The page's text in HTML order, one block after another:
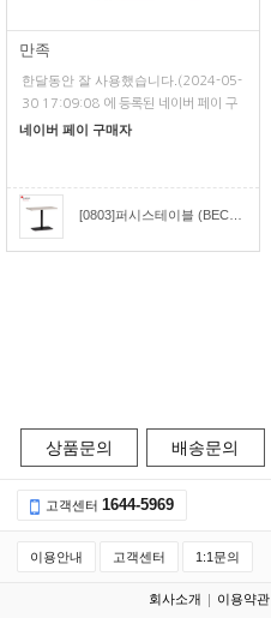
만족
한달동안 잘 사용했습니다. (2024-05-
30 17:09:08 에 등록된 네이버 페이 구
매평)
네이버 페이 구매자
[0803]퍼시스테이블 (BECONN)비콘직사각형 회의테이블(W:1000) [CCR010]
상품문의 배송문의
고객센터 1644-5969
이용안내 고객센터 1:1문의
회사소개 이용약관